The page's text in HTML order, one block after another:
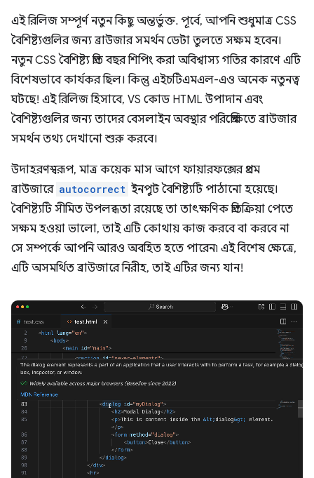
এই রিলিজ সম্পূর্ণ নতুন কিছু অন্তর্ভুক্ত. পূর্বে, আপনি শুধুমাত্র CSS
বৈশিষ্ট্যগুলির জন্য ব্রাউজার সমর্থন ডেটা তুলতে সক্ষম হবেন।
নতুন CSS বৈশিষ্ট্য প্রতি বছর শিপিং করা অবিশ্বাস্য গতির কারণে এটি
বিশেষভাবে কার্যকর ছিল। কিন্তু এইচটিএমএল-এও অনেক নতুনত্ব
ঘটছে! এই রিলিজ হিসাবে, VS কোড HTML উপাদান এবং
বৈশিষ্ট্যগুলির জন্য তাদের বেসলাইন অবস্থার পরিপ্রেক্ষিতে ব্রাউজার
সমর্থন তথ্য দেখানো শুরু করবে।
উদাহরণস্বরূপ, মাত্র কয়েক মাস আগে ফায়ারফক্সের প্রথম
ব্রাউজারে autocorrect ইনপুট বৈশিষ্ট্যটি পাঠানো হয়েছে।
বৈশিষ্ট্যটি সীমিত উপলব্ধতা রয়েছে তা তাৎক্ষণিক প্রতিক্রিয়া পেতে
সক্ষম হওয়া ভালো, তাই এটি কোথায় কাজ করবে বা করবে না
সে সম্পর্কে আপনি আরও অবহিত হতে পারেন৷ এই বিশেষ ক্ষেত্রে,
এটি অসমর্থিত ব্রাউজারে নিরীহ, তাই এটির জন্য যান!